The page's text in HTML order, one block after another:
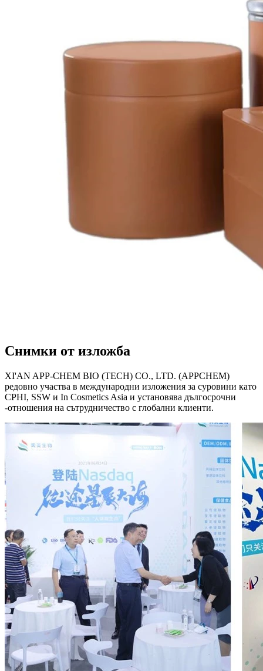
Снимки от изложба
XI'AN APP-CHEM BIO (TECH) CO., LTD. (APPCHEM)
редовно участва в международни изложения за суровини като
CPHI, SSW и In Cosmetics Asia и установява дългосрочни
-отношения на сътрудничество с глобални клиенти.